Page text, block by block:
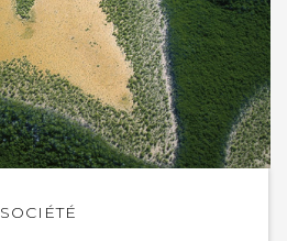
SOCIÉTÉ